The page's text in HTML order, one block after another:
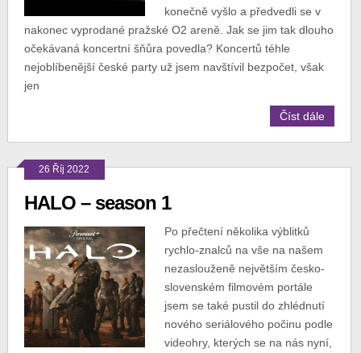
konečně vyšlo a předvedli se v
nakonec vyprodané pražské O2 areně. Jak se jim tak dlouho
očekávaná koncertní šňůra povedla? Koncertů téhle
nejoblíbenější české party už jsem navštívil bezpočet, však
jen
Číst dále
26 Říj 2022
HALO – season 1
Po přečtení několika výblitků
rychlo-znalců na vše na našem
nezaslouženě největším česko-
slovenském filmovém portále
jsem se také pustil do zhlédnutí
nového seriálového počinu podle
videohry, kterých se na nás nyní,